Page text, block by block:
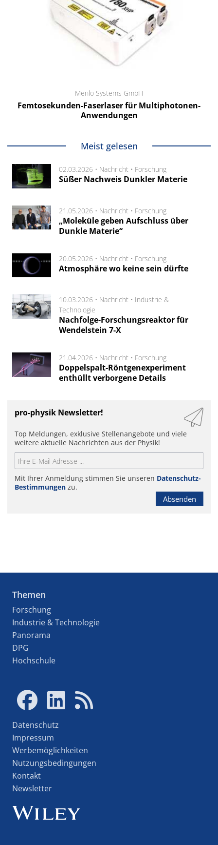
Menlo Systems GmbH
Femtosekunden-Faserlaser für Multiphotonen-
Anwendungen
Meist gelesen
02.03.2026 • Nachricht • Forschung
Süßer Nachweis Dunkler Materie
21.05.2026 • Nachricht • Forschung
„Moleküle geben Aufschluss über
Dunkle Materie“
20.05.2026 • Nachricht • Forschung
Atmosphäre wo keine sein dürfte
10.03.2026 • Nachricht • Industrie &
Technologie
Nachfolge-Forschungsreaktor für
Wendelstein 7-X
21.04.2026 • Nachricht • Forschung
Doppelspalt-Röntgenexperiment
enthüllt verborgene Details
pro-physik Newsletter!
Top Meldungen, exklusive Stellenangebote und viele
weitere aktuelle Nachrichten aus der Physik!
Mit Ihrer Anmeldung stimmen Sie unseren Datenschutz-
Bestimmungen zu.
Absenden
Themen
Forschung
Industrie & Technologie
Panorama
DPG
Hochschule
Datenschutz
Impressum
Werbemöglichkeiten
Nutzungsbedingungen
Kontakt
Newsletter